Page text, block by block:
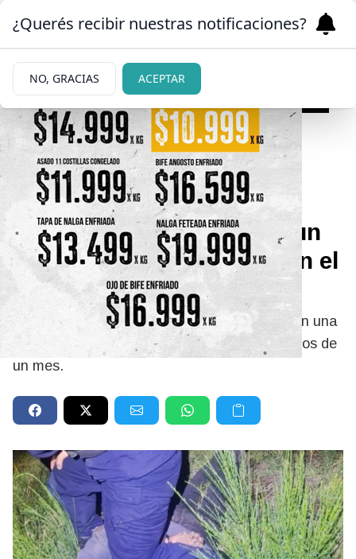
05/06/2026
Lo sorprendieron
barreteando una puerta: un
detenido y otro prófugo en el
oeste de Bariloche
Frustaron un robo en el oeste de Bariloche, en una
vivienda que ya había sufrido hechos en menos de
un mes.
¿Querés recibir nuestras notificaciones?
NO, GRACIAS ACEPTAR